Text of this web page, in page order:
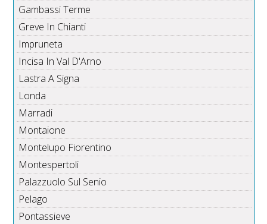
Gambassi Terme
Greve In Chianti
Impruneta
Incisa In Val D'Arno
Lastra A Signa
Londa
Marradi
Montaione
Montelupo Fiorentino
Montespertoli
Palazzuolo Sul Senio
Pelago
Pontassieve